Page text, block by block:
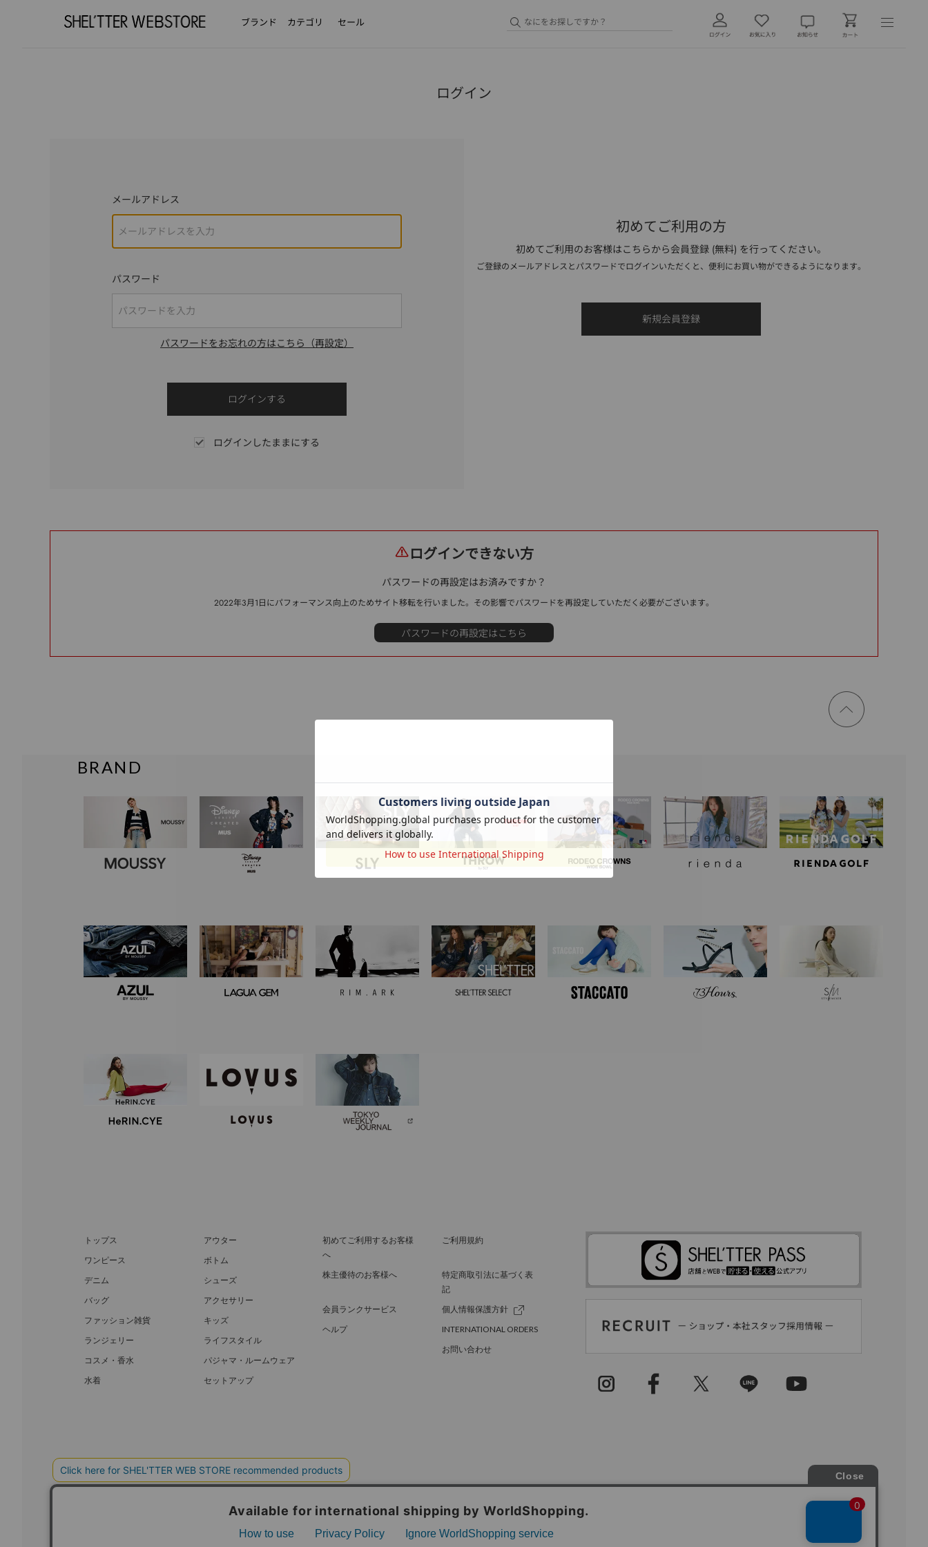
ブランド カテゴリ セール
ログイン
メールアドレス
パスワード
パスワードをお忘れの方はこちら（再設定）
ログインしたままにする
初めてご利用の方
初めてご利用のお客様はこちらから会員登録 (無料) を行ってください。
ご登録のメールアドレスとパスワードでログインいただくと、便利にお買い物ができるようになります。
ログインできない方
パスワードの再設定はお済みですか？
2022年3月1日にパフォーマンス向上のためサイト移転を行いました。その影響でパスワードを再設定していただく必要がございます。
ページ
トップ
BRAND
トップス
アウター
ワンピース
ボトム
デニム
シューズ
バッグ
アクセサリー
ファッション雑貨
キッズ
ランジェリー
ライフスタイル
コスメ・香水
パジャマ・ルームウェア
水着
セットアップ
初めてご利用するお客様
へ
ご利用規約
株主優待のお客様へ
特定商取引法に基づく表
記
会員ランクサービス
個人情報保護方針
ヘルプ
INTERNATIONAL ORDERS
お問い合わせ
BAROQUE JAPAN LIMITED SHEL’TTER GREEN 採用情報
COPYRIGHT © BAROQUE JAPAN LIMITED ALL RIGHTS RESERVED.